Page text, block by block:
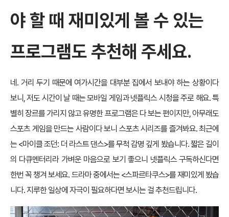
야 할 때 재미있게 볼 수 있는
프로그램도 추천해 주세요.
네. 거리 두기 때문에 여가시간을 대부분 집에서 보내야 하는 상황이다
보니, 저도 시간이 날 때는 모바일 게임과 넷플릭스 시청을 주로 해요. 특
별히 장르를 가리지 않고 유명한 프로그램은 다 보는 편이지만, 아무래도
스포츠 게임을 만드는 사람이다 보니 스포츠 시리즈를 즐겨봐요. 최근에
는 <마이클 조던: 더 라스트 댄스>를 무척 감명 깊게 봤습니다. 짧은 길이
의 다큐멘터리라 가벼운 마음으로 보기 좋으니 넷플릭스 구독하신다면
한번 꼭 챙겨 보세요. 드라마 중에서는 <스파르타쿠스>를 재미있게 봤습
니다. 지루한 일상에 자극이 필요하다면 보시는 걸 추천드립니다.